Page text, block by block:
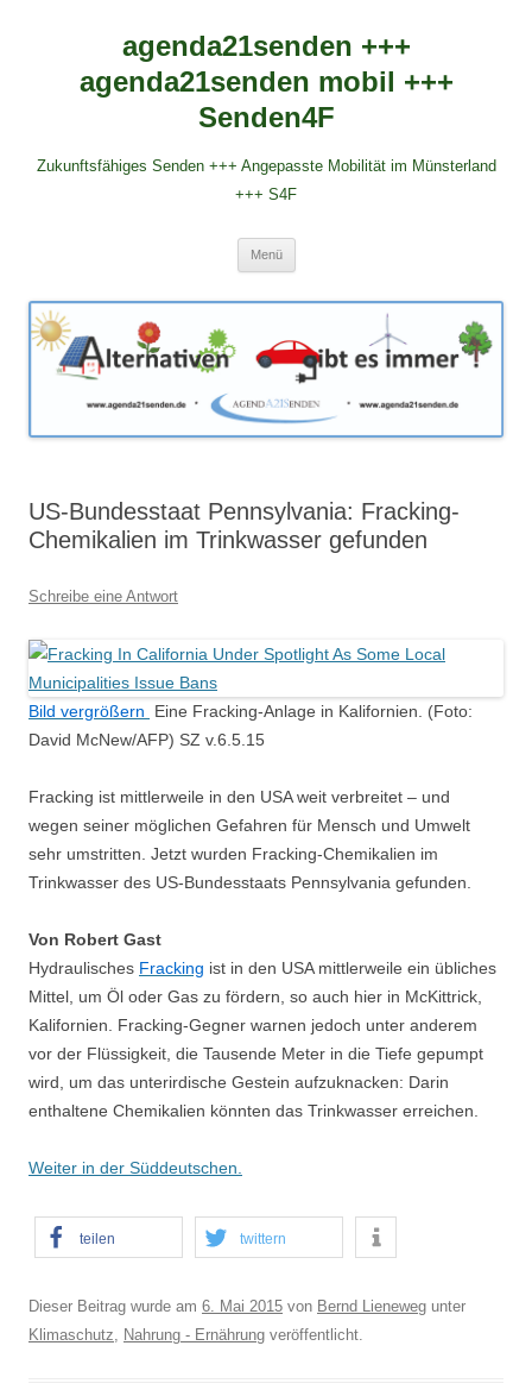
agenda21senden +++
agenda21senden mobil +++
Senden4F
Zukunftsfähiges Senden +++ Angepasste Mobilität im Münsterland
+++ S4F
Menü
US-Bundesstaat Pennsylvania: Fracking-
Chemikalien im Trinkwasser gefunden
Schreibe eine Antwort
Bild vergrößern Eine Fracking-Anlage in Kalifornien. (Foto:
David McNew/AFP) SZ v.6.5.15
Fracking ist mittlerweile in den USA weit verbreitet – und
wegen seiner möglichen Gefahren für Mensch und Umwelt
sehr umstritten. Jetzt wurden Fracking-Chemikalien im
Trinkwasser des US-Bundesstaats Pennsylvania gefunden.
Von Robert Gast
Hydraulisches Fracking ist in den USA mittlerweile ein übliches
Mittel, um Öl oder Gas zu fördern, so auch hier in McKittrick,
Kalifornien. Fracking-Gegner warnen jedoch unter anderem
vor der Flüssigkeit, die Tausende Meter in die Tiefe gepumpt
wird, um das unterirdische Gestein aufzuknacken: Darin
enthaltene Chemikalien könnten das Trinkwasser erreichen.
Weiter in der Süddeutschen.
teilen twittern
Dieser Beitrag wurde am 6. Mai 2015 von Bernd Lieneweg unter
Klimaschutz
Nahrung - Ernährung veröffentlicht.